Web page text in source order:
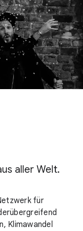
aller Welt.
für
Klimawandel